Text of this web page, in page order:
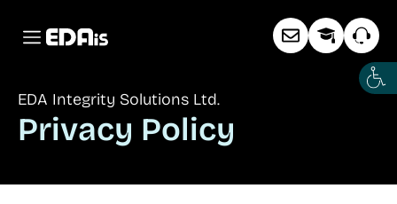
EDA Integrity Solutions Ltd.
Privacy Policy